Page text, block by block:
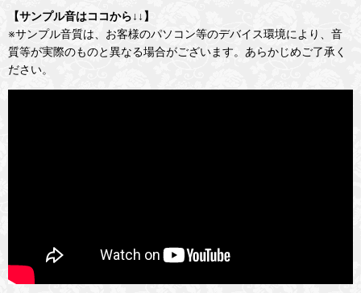
【サンプル音はココから↓↓】
※サンプル音質は、お客様のパソコン等のデバイス環境により、音
質等が実際のものと異なる場合がございます。あらかじめご了承く
ださい。